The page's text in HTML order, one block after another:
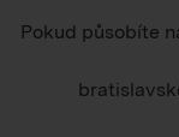
Pokud působíte